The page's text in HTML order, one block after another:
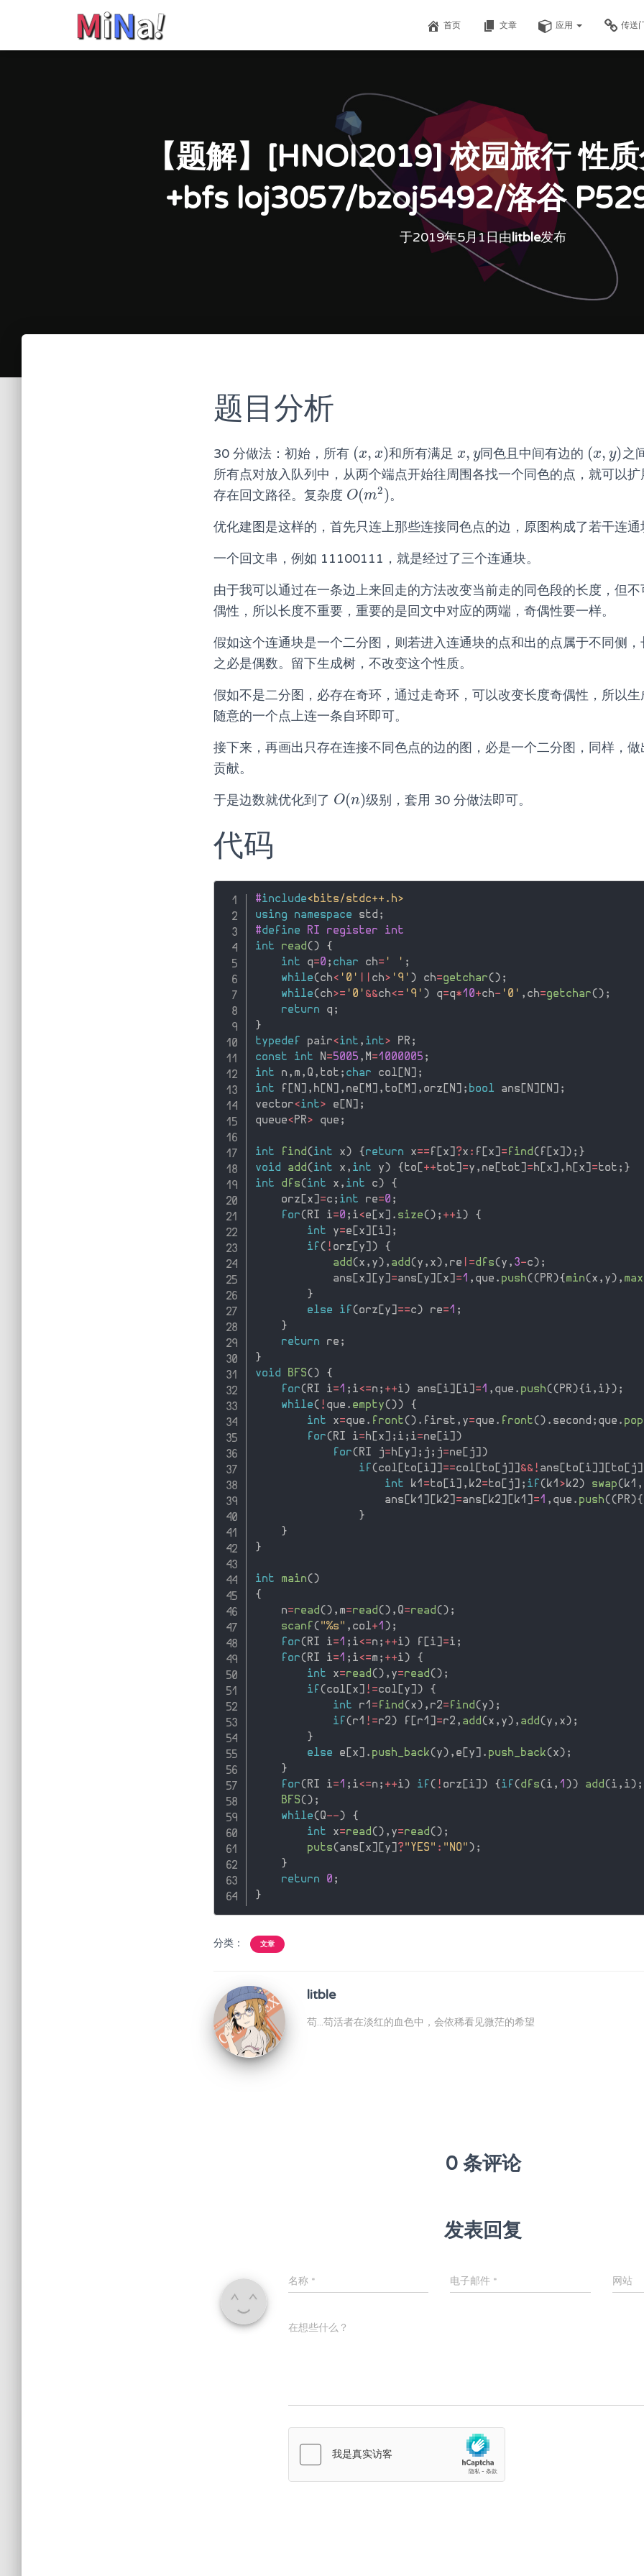
首页 文章 应用 传送
【题解】[HNOI2019] 校园旅行 性
+bfs loj3057/bzoj5492/洛谷
于2019年5月1日由litble发布
题目分析
30 分做法：初始，所有 (x, x)
(x,x ) 和所有满足x, y
x,y 同色且中间有边的 (x, y)
(x,y )
之
所有点对放入队列中，从两个端点开始往周围各找一个同色的点，就可以
存在回文路径。复杂度 O(m2)
O(m2) 。
优化建图是这样的，首先只连上那些连接同色点的边，原图构成了若干连通
一个回文串，例如 11100111，就是经过了三个连通块。
由于我可以通过在一条边上来回走的方法改变当前走的同色段的长度，但
偶性，所以长度不重要，重要的是回文中对应的两端，奇偶性要一样。
假如这个连通块是一个二分图，则若进入连通块的点和出的点属于不同侧
之必是偶数。留下生成树，不改变这个性质。
假如不是二分图，必存在奇环，通过走奇环，可以改变长度奇偶性，所以
随意的一个点上连一条自环即可。
接下来，再画出只存在连接不同色点的边的图，必是一个二分图，同样，
贡献。
于是边数就优化到了 O(n)
O(n) 级别，套用 30 分做法即可。
代码
#include<bits/stdc++.h>
using
namespace std ;
#define RI register int
int
read()
{
int q=0 ; char ch= ' ' ;
while(ch< '0' || ch> '9' ) ch=getchar() ;
while(ch>= '0' &&ch<= '9' ) q=q*10+ch- '0' , ch=getchar() ;
return q ;
}
typedef
pair<int , int> PR ;
const
int N=5005 , M=1000005 ;
int n , m , Q , tot ; char col [N] ;
int f [N] , h [N] , ne [M] , to [M] , orz [N] ; bool ans [N] [N] ;
vector<int> e [N] ;
queue<PR> que ;
int find(int x) {return x== f [x] ?x : f [x] = find( f [x] ) ; }
void
add(int x , int y) {to [++tot] =y , ne [tot] =h [x] , h [x] =tot ; }
int
dfs(int x , int c)
{
    orz
[x] =c ; int re=0 ;
for(RI i=0 ; i<e [x] . size() ; ++i)
{
int y=e [x] [i] ;
if ( ! orz [y] )
{
add(x , y) , add(y , x) , re | =dfs(y , 3-c) ;
            ans
[x] [y] =ans [y] [x] =1 , que . push((PR){min(x , y) , max
}
else
if (orz [y] ==c) re=1 ;
}
return re ;
}
void
BFS()
{
for(RI i=1 ; i<=n ; ++i) ans [i] [i] =1 , que . push((PR){i , i}) ;
while( ! que . empty())
{
int x=que . front() . first , y=que . front() . second ; que . pop
for(RI i=h [x] ; i ; i=ne [i] )
for(RI j=h [y] ; j ; j=ne [ j] )
if (col [to [i] ] ==col [to [ j] ] && ! ans [to [i] ] [to [ j]
int k1 =to [i] , k2=to [ j] ; if (k1 >k2) swap(k1 ,
                    ans
[k1 ] [k2] =ans [k2] [k1 ] =1 , que . push((PR){
}
}
}
int main()
{
    n
=read() , m=read() , Q=read() ;
scanf ( "%s" , col+1 ) ;
for(RI i=1 ; i<=n ; ++i) f [i] =i ;
for(RI i=1 ; i<=m ; ++i)
{
int x=read() , y=read() ;
if (col [x] !=col [y] )
{
int r1 = find(x) , r2= find(y) ;
if (r1 !=r2) f [r1 ] =r2 , add(x , y) , add(y , x) ;
}
else e [x] . push_back(y) , e [y] . push_back(x) ;
}
for(RI i=1 ; i<=n ; ++i) if ( ! orz [i] ) {if (dfs(i , 1 )) add(i , i) ;
BFS() ;
while(Q--)
{
int x=read() , y=read() ;
puts(ans [x] [y] ? "YES" : "NO" ) ;
}
return
0 ;
}
分类： 文章
litble
苟...苟活者在淡红的血色中，会依稀看见微茫的希望
0 条评论
发表回复
名称 * 电子邮件 * 网站
在想些什么？